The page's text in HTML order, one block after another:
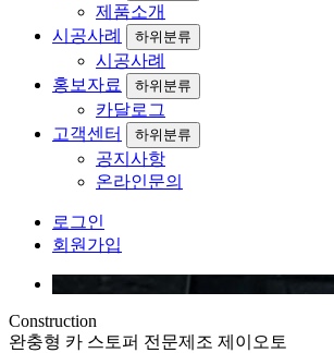
제품소개
시공사례
하위분류
시공사례
홍보자료
하위분류
카달로그
고객센터
하위분류
공지사항
온라인문의
로그인
회원가입
Construction
완충형 카 스토퍼 전문제조 제이오토